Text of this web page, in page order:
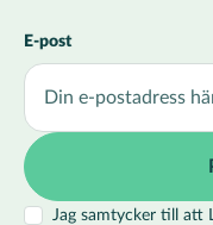
E-post
Jag samtycker till att